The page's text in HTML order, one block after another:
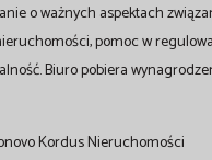
o ważnych aspektach
pomoc w
Biuro pobiera
Kordus Nieruchomości